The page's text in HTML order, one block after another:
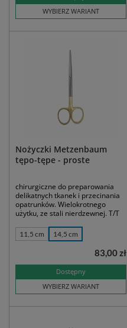
WYBIERZ WARIANT
Nożyczki Metzenbaum
tępo-tępe - proste
chirurgiczne do preparowania
delikatnych tkanek i przecinania
opatrunków. Wielokrotnego
użytku, ze stali nierdzewnej. T/T
11,5 cm 14,5 cm
Dostępny
WYBIERZ WARIANT
83,00 zł